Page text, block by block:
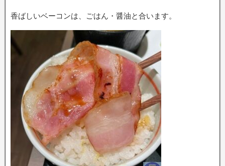
香ばしいベーコンは、ごはん・醤油と合います。